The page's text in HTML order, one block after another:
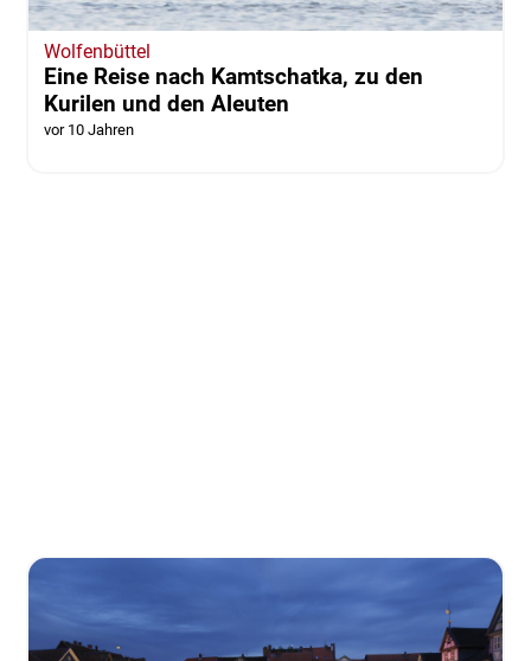
Wolfenbüttel
Eine Reise nach Kamtschatka, zu den
Kurilen und den Aleuten
vor 10 Jahren